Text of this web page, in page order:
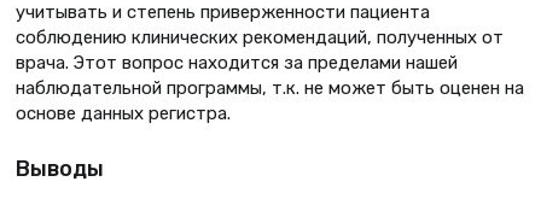
учитывать и степень приверженности пациента
соблюдению клинических рекомендаций, полученных от
врача. Этот вопрос находится за пределами нашей
наблюдательной программы, т.к. не может быть оценен на
основе данных регистра.
Выводы